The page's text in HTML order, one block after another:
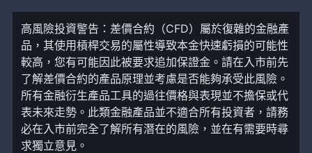
高風險投資警告：差價合約（CFD）屬於復雜的金融產
品，其使用槓桿交易的屬性導致本金快速虧損的可能性
較高，您有可能因此被要求追加保證金。請在入市前先
了解差價合約的產品原理並考慮是否能夠承受此風險。
所有金融衍生產品工具的過往價格與表現並不擔保或代
表未來走勢。此類金融產品並不適合所有投資者，請務
必在入市前完全了解所有潛在的風險，並在有需要時尋
求獨立意見。